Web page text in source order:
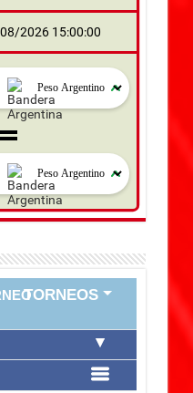
2026 15:00:00